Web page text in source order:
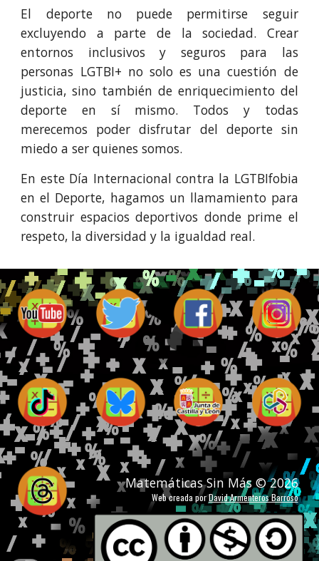
El deporte no puede permitirse seguir
excluyendo a parte de la sociedad. Crear
entornos inclusivos y seguros para las
personas LGTBI+ no solo es una cuestión de
justicia, sino también de enriquecimiento del
deporte en sí mismo. Todos y todas
merecemos poder disfrutar del deporte sin
miedo a ser quienes somos.
En este Día Internacional contra la LGTBIfobia
en el Deporte, hagamos un llamamiento para
construir espacios deportivos donde prime el
respeto, la diversidad y la igualdad real.
Matemáticas Sin Más © 2026
Web creada porDavid Armenteros Barroso